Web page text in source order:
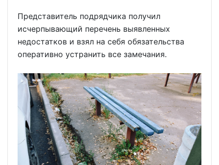
Представитель подрядчика получил
исчерпывающий перечень выявленных
недостатков и взял на себя обязательства
оперативно устранить все замечания.